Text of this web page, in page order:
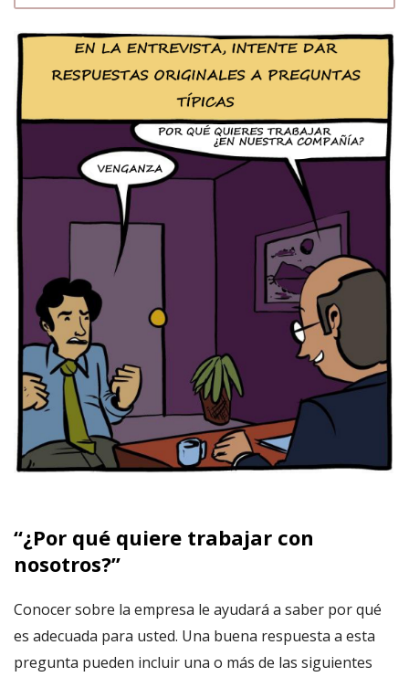
“¿Por qué quiere trabajar con
nosotros?”
Conocer sobre la empresa le ayudará a saber por qué
es adecuada para usted. Una buena respuesta a esta
pregunta pueden incluir una o más de las siguientes